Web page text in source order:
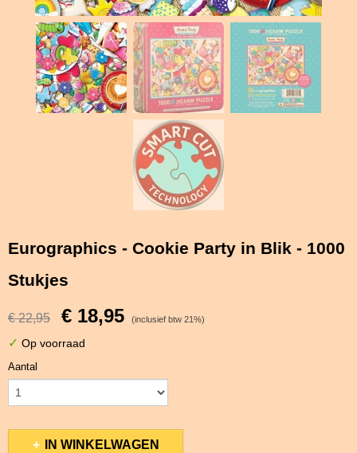
Eurographics - Cookie Party in Blik - 1000
Stukjes
€ 22,95 € 18,95 (inclusief btw 21%)
✓ Op voorraad
Aantal
IN WINKELWAGEN